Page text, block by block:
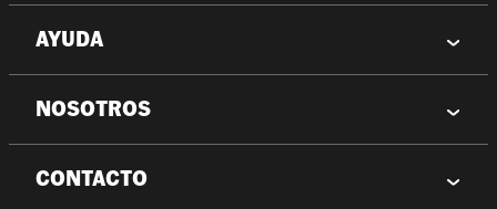
AYUDA
NOSOTROS
CONTACTO